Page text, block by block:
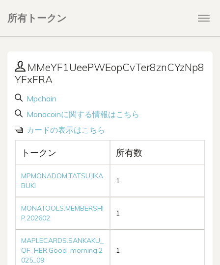
所有トークン
MMeYF1UeePWEopCvTer8znCYzNp8
YFxFRA
Mpchain
Monacoinに関する情報はこちら
カードの表示はこちら
トークン 所有数
MPMONADOM.TATSUJIKA
BUKI
1
MONATOOLS.MEMBERSHI
P.202602
1
MAPLECARDS.SANKAKU_
OF_HER.Good_morning.2
025_09
1